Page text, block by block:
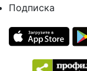
Подписка